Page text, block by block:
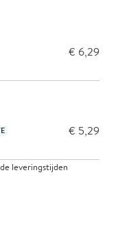
€ 6,29
€ 5,29
leveringstijden